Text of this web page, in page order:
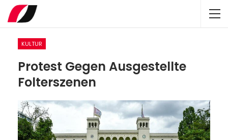
KULTUR
Protest Gegen Ausgestellte
Folterszenen